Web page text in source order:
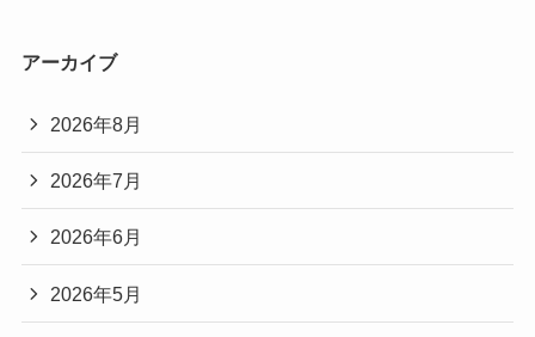
アーカイブ
2026年8月
2026年7月
2026年6月
2026年5月